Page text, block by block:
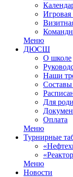
Меню
ДЮСШ
О школе
Наши
Для
Оплата
Меню
Турнирные
Меню
Новости